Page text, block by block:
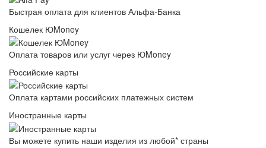
Быстрая оплата для клиентов Альфа-Банка
Кошелек ЮMoney
Оплата товаров или услуг через ЮMoney
Российские карты
Оплата картами российских платежных систем
Иностранные карты
Вы можете купить наши изделия из любой* страны